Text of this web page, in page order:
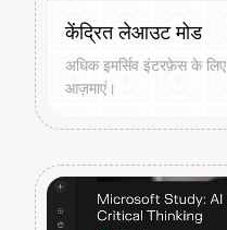
केंद्रित लेआउट मोड
अधिक इमर्सिव इंटरफ़ेस के
आज़माएं।